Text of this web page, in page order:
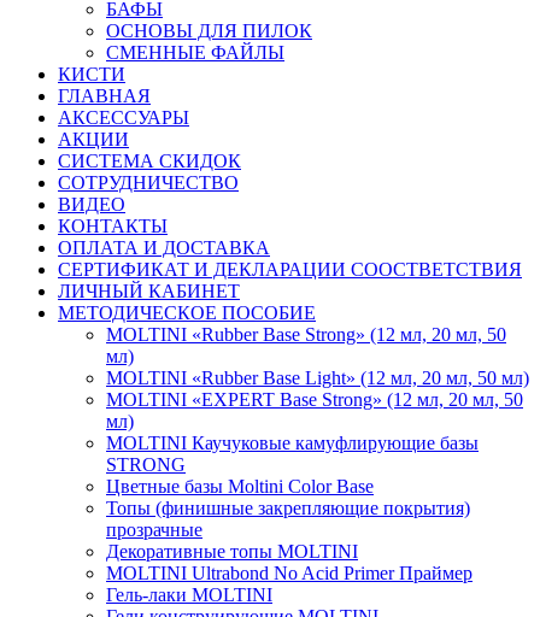
БАФЫ
ОСНОВЫ ДЛЯ ПИЛОК
СМЕННЫЕ ФАЙЛЫ
КИСТИ
ГЛАВНАЯ
АКСЕССУАРЫ
АКЦИИ
СИСТЕМА СКИДОК
СОТРУДНИЧЕСТВО
ВИДЕО
КОНТАКТЫ
ОПЛАТА И ДОСТАВКА
СЕРТИФИКАТ И ДЕКЛАРАЦИИ СООСТВЕТСТВИЯ
ЛИЧНЫЙ КАБИНЕТ
МЕТОДИЧЕСКОЕ ПОСОБИЕ
MOLTINI «Rubber Base Strong» (12 мл, 20 мл, 50
мл)
MOLTINI «Rubber Base Light» (12 мл, 20 мл, 50 мл)
MOLTINI «EXPERT Base Strong» (12 мл, 20 мл, 50
мл)
MOLTINI Каучуковые камуфлирующие базы
STRONG
Цветные базы Moltini Color Base
Топы (финишные закрепляющие покрытия)
прозрачные
Декоративные топы MOLTINI
MOLTINI Ultrabond No Acid Primer Праймер
Гель-лаки MOLTINI